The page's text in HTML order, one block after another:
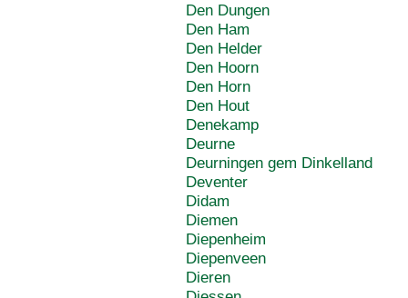
Den Dungen
Den Ham
Den Helder
Den Hoorn
Den Horn
Den Hout
Denekamp
Deurne
Deurningen gem Dinkelland
Deventer
Didam
Diemen
Diepenheim
Diepenveen
Dieren